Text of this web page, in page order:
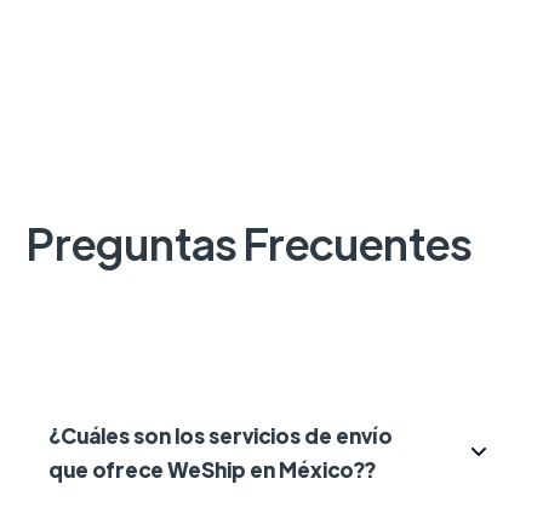
Preguntas Frecuentes
¿Cuáles son los servicios de envío
que ofrece WeShip en México??